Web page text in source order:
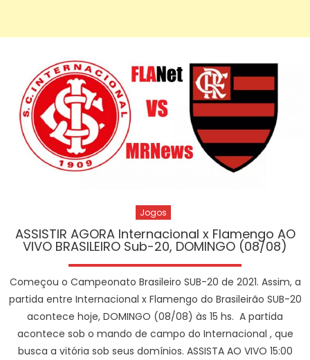
Jogos
ASSISTIR AGORA Internacional x Flamengo AO
VIVO BRASILEIRO Sub-20, DOMINGO (08/08)
Começou o Campeonato Brasileiro SUB-20 de 2021. Assim, a
partida entre Internacional x Flamengo do Brasileirão SUB-20
acontece hoje, DOMINGO (08/08) às 15 hs. A partida
acontece sob o mando de campo do Internacional , que
busca a vitória sob seus domínios. ASSISTA AO VIVO 15:00